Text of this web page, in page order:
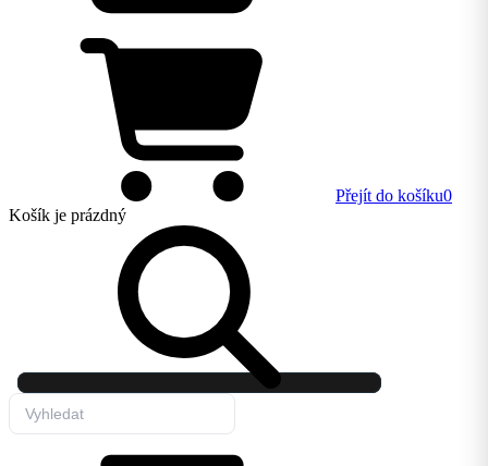
Přejít do košíku0
Košík je prázdný